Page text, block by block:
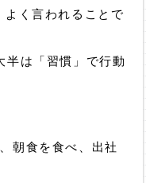
よく言われることで
半は「習慣」で行動
朝食を食べ、出社